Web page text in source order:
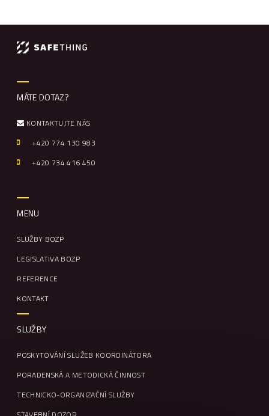
MÁTE DOTAZ?
KONTAKTUJTE NÁS
+420 774 130 983
+420 734 416 450
MENU
SLUŽBY BOZP
LEGISLATIVA BOZP
REFERENCE
KONTAKT
SLUŽBY
POSKYTOVÁNÍ SLUŽEB KOORDINÁTORA
PORADENSKÁ A METODICKÁ ČINNOST
TECHNICKO-ORGANIZAČNÍ SLUŽBY